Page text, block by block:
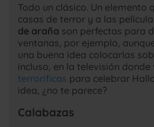
Todo un clásico. Un elemento
casas de terror y a las
de araña son perfectas para
ventanas, por ejemplo,
una buena idea colocarlas
incluso, en la televisión donde
terroríficas para celebrar
idea, ¿no te parece?
Calabazas